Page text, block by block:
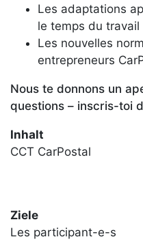
Les adaptations
le temps du travail
Les nouvelles
entrepreneurs
Nous te donnons un
questions – inscris-toi
Inhalt
CCT CarPostal
Ziele
Les participant-e-s